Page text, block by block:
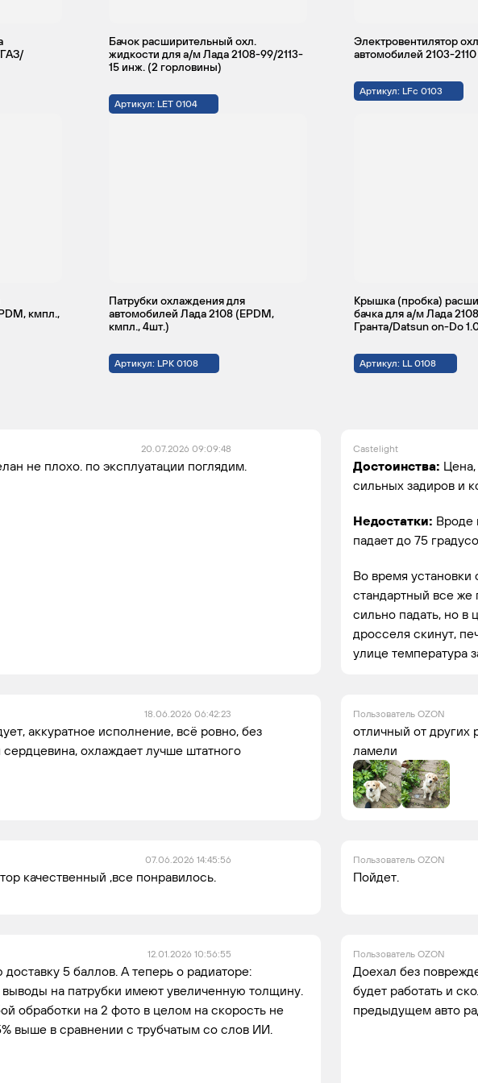
Универсал
Привод
на
2 91
Бачок расширительный охл.
жидкости для а/м Лада 2108-99/2113-
15 инж. (2 горловины)
Артикул: LET 0104
Электровентилятор
автомобилей 2103-
Артикул: LFc 0103
кмпл.,
Патрубки охлаждения для
автомобилей Лада 2108 (EPDM,
кмпл., 4шт.)
Артикул: LPK 0108
Крышка (пробка)
бачка для а/м Лада
Гранта/Datsun on-Do
Артикул: LL 0108
20.07.2026 09:09:48
не плохо. по эксплуатации поглядим.
Castelight
Достоинства: Цена,
сильных задиров и
Недостатки: Вроде
падает до 75
Во время установки
стандартный все же
сильно падать, но в
дросселя скинут,
улице температура
18.06.2026 06:42:23
аккуратное исполнение, всё ровно, без
охлаждает лучше штатного
Пользователь OZON
отличный от других
ламели
07.06.2026 14:45:56
качественный ,все понравилось.
Пользователь OZON
Пойдет.
12.01.2026 10:56:55
5 баллов. А теперь о радиаторе:
выводы на патрубки имеют увеличенную толщину.
обработки на 2 фото в целом на скорость не
выше в сравнении с трубчатым со слов ИИ.
Пользователь OZON
Доехал без
будет работать и
предыдущем авто